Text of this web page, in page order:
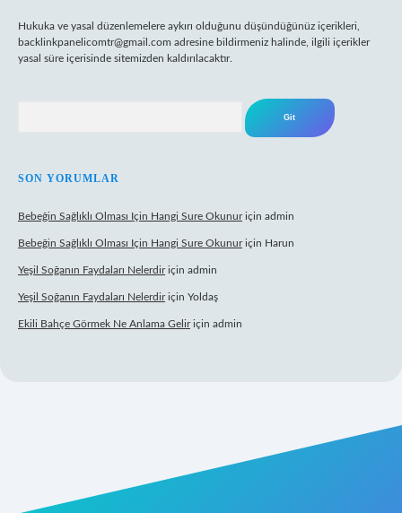
Hukuka ve yasal düzenlemelere aykırı olduğunu düşündüğünüz içerikleri,
backlinkpanelicomtr@gmail.com adresine bildirmeniz halinde, ilgili içerikler
yasal süre içerisinde sitemizden kaldırılacaktır.
SON YORUMLAR
Bebeğin Sağlıklı Olması Için Hangi Sure Okunuriçin admin
Bebeğin Sağlıklı Olması Için Hangi Sure Okunuriçin Harun
Yeşil Soğanın Faydaları Nelerdiriçin admin
Yeşil Soğanın Faydaları Nelerdiriçin Yoldaş
Ekili Bahçe Görmek Ne Anlama Geliriçin admin